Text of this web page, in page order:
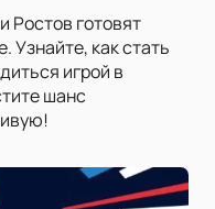
Ростов готовят
Узнайте, как стать
игрой в
шанс